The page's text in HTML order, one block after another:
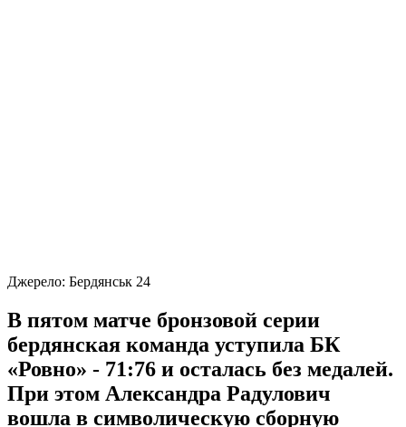
Джерело: Бердянськ 24
В пятом матче бронзовой серии
бердянская команда уступила БК
«Ровно» - 71:76 и осталась без медалей.
При этом Александра Радулович
вошла в символическую сборную